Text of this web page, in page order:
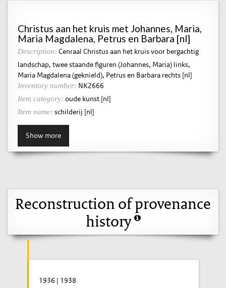
Christus aan het kruis met Johannes, Maria,
Maria Magdalena, Petrus en Barbara [nl]
Description: Cenraal Christus aan het kruis voor bergachtig
landschap, twee staande figuren (Johannes, Maria) links,
Maria Magdalena (geknield), Petrus en Barbara rechts [nl]
Inventory number: NK2666
Item category: oude kunst [nl]
Item name: schilderij [nl]
Show more
Reconstruction of provenance
history
1936 | 1938